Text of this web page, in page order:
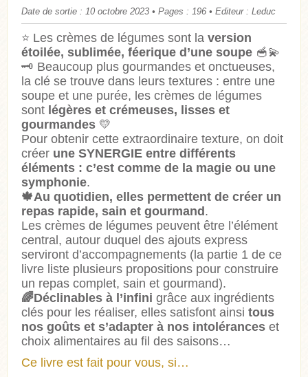
Date de sortie : 10 octobre 2023 • Pages : 196 • Editeur : Leduc
⭐️ Les crèmes de légumes sont la version
étoilée, sublimée, féerique d’une soupe 🥣💫
🗝️ Beaucoup plus gourmandes et onctueuses,
la clé se trouve dans leurs textures : entre une
soupe et une purée, les crèmes de légumes
sont légères et crémeuses, lisses et
gourmandes 💛
Pour obtenir cette extraordinaire texture, on doit
créer une SYNERGIE entre différents
éléments : c’est comme de la magie ou une
symphonie.
🍁Au quotidien, elles permettent de créer un
repas rapide, sain et gourmand.
Les crèmes de légumes peuvent être l’élément
central, autour duquel des ajouts express
serviront d’accompagnements (la partie 1 de ce
livre liste plusieurs propositions pour construire
un repas complet, sain et gourmand).
🌈Déclinables à l’infini grâce aux ingrédients
clés pour les réaliser, elles satisfont ainsi tous
nos goûts et s’adapter à nos intolérances et
choix alimentaires au fil des saisons…
Ce livre est fait pour vous, si…